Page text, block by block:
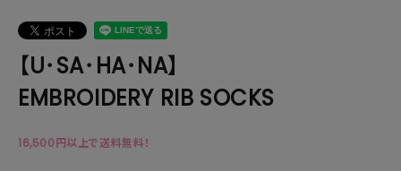
【U･SA･HA･NA】
EMBROIDERY RIB SOCKS
16,500円以上で送料無料！